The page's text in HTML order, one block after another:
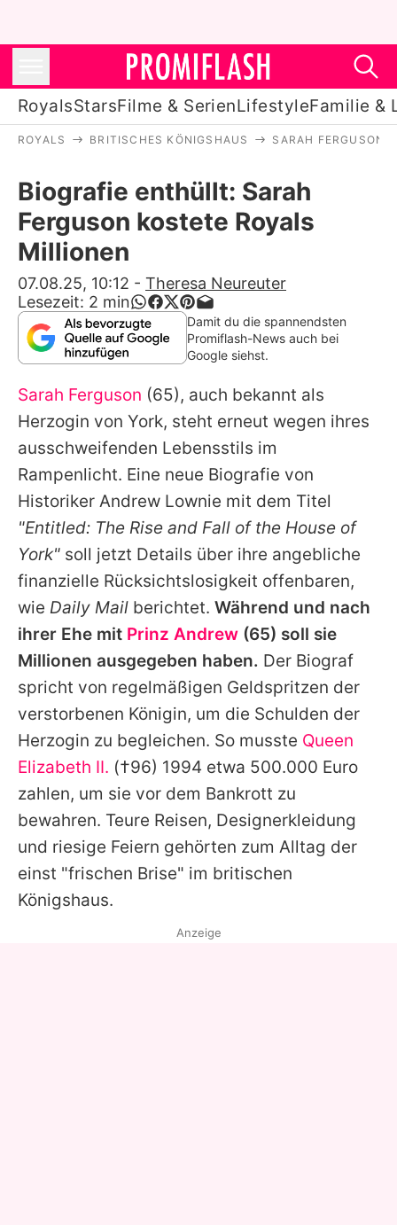
RoyalsStarsFilme & SerienLifestyleFamilie &
Stars
Filme & Serien
Lifestyle
Familie & Liebe
Promiflash Exklusiv
Alle Themen auf Promiflash
Jobs
App runterladen
Team
Redaktionelle Richtlinien
Impressum
Datenschutzerklärung
Nutzungsbedingungen
Utiq verwalten
ROYALS BRITISCHES KÖNIGSHAUS SARAH FERGUSON
Biografie enthüllt: Sarah
Ferguson kostete Royals
Millionen
07.08.25, 10:12 - Theresa Neureuter
Lesezeit: 2 min
Damit du die spannendsten
Promiflash-News auch bei
Google siehst.
Sarah Ferguson (65), auch bekannt als
Herzogin von York, steht erneut wegen ihres
ausschweifenden Lebensstils im
Rampenlicht. Eine neue Biografie von
Historiker Andrew Lownie mit dem Titel
"Entitled: The Rise and Fall of the House of
York" soll jetzt Details über ihre angebliche
finanzielle Rücksichtslosigkeit offenbaren,
wie Daily Mail berichtet. Während und nach
ihrer Ehe mit Prinz Andrew (65) soll sie
Millionen ausgegeben haben. Der Biograf
spricht von regelmäßigen Geldspritzen der
verstorbenen Königin, um die Schulden der
Herzogin zu begleichen. So musste Queen
Elizabeth II. (†96) 1994 etwa 500.000 Euro
zahlen, um sie vor dem Bankrott zu
bewahren. Teure Reisen, Designerkleidung
und riesige Feiern gehörten zum Alltag der
einst "frischen Brise" im britischen
Königshaus.
Anzeige